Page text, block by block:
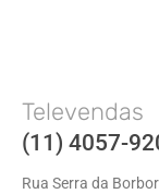
Televendas
(11) 4057-
Rua Serra da